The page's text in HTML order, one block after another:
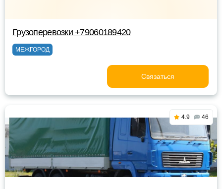
Грузоперевозки +79060189420
МЕЖГОРОД
Связаться
4.9 46